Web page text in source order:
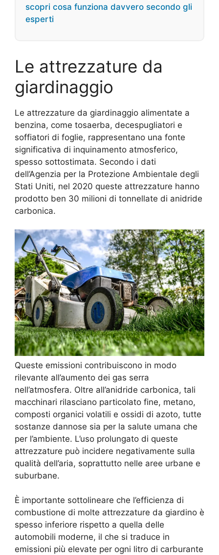
scopri cosa funziona davvero secondo gli
esperti
Le attrezzature da
giardinaggio
Le attrezzature da giardinaggio alimentate a
benzina, come tosaerba, decespugliatori e
soffiatori di foglie, rappresentano una fonte
significativa di inquinamento atmosferico,
spesso sottostimata. Secondo i dati
dell’Agenzia per la Protezione Ambientale degli
Stati Uniti, nel 2020 queste attrezzature hanno
prodotto ben 30 milioni di tonnellate di anidride
carbonica.
Queste emissioni contribuiscono in modo
rilevante all’aumento dei gas serra
nell’atmosfera. Oltre all’anidride carbonica, tali
macchinari rilasciano particolato fine, metano,
composti organici volatili e ossidi di azoto, tutte
sostanze dannose sia per la salute umana che
per l’ambiente. L’uso prolungato di queste
attrezzature può incidere negativamente sulla
qualità dell’aria, soprattutto nelle aree urbane e
suburbane.
È importante sottolineare che l’efficienza di
combustione di molte attrezzature da giardino è
spesso inferiore rispetto a quella delle
automobili moderne, il che si traduce in
emissioni più elevate per ogni litro di carburante